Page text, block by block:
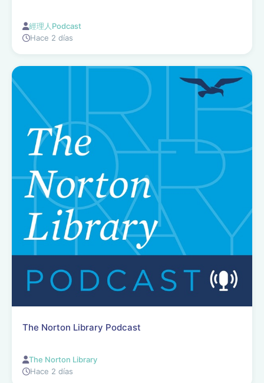
經理人Podcast
Hace 2 días
The Norton Library Podcast
The Norton Library
Hace 2 días